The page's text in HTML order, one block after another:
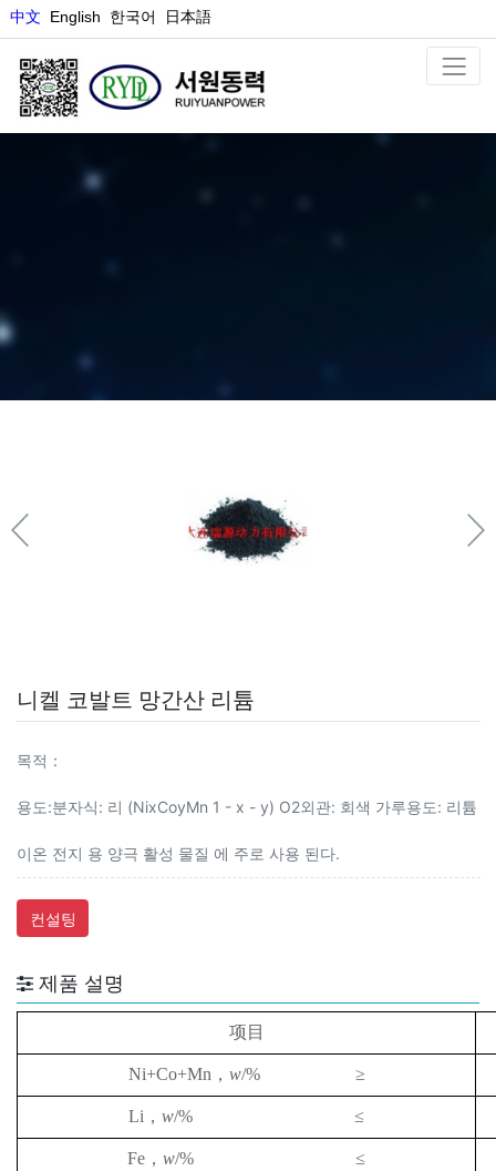
中文 English 한국어 日本語
양극재료
니켈 코발트 망간산 리튬
목적：
용도:분자식: 리 (NixCoyMn 1 - x - y) O2외관: 회색 가루용도: 리튬
이온 전지 용 양극 활성 물질 에 주로 사용 된다.
컨설팅
제품 설명
项目
Ni+Co+Mn ， w/% ≥
Li ， w/% ≤
Fe ， w/% ≤